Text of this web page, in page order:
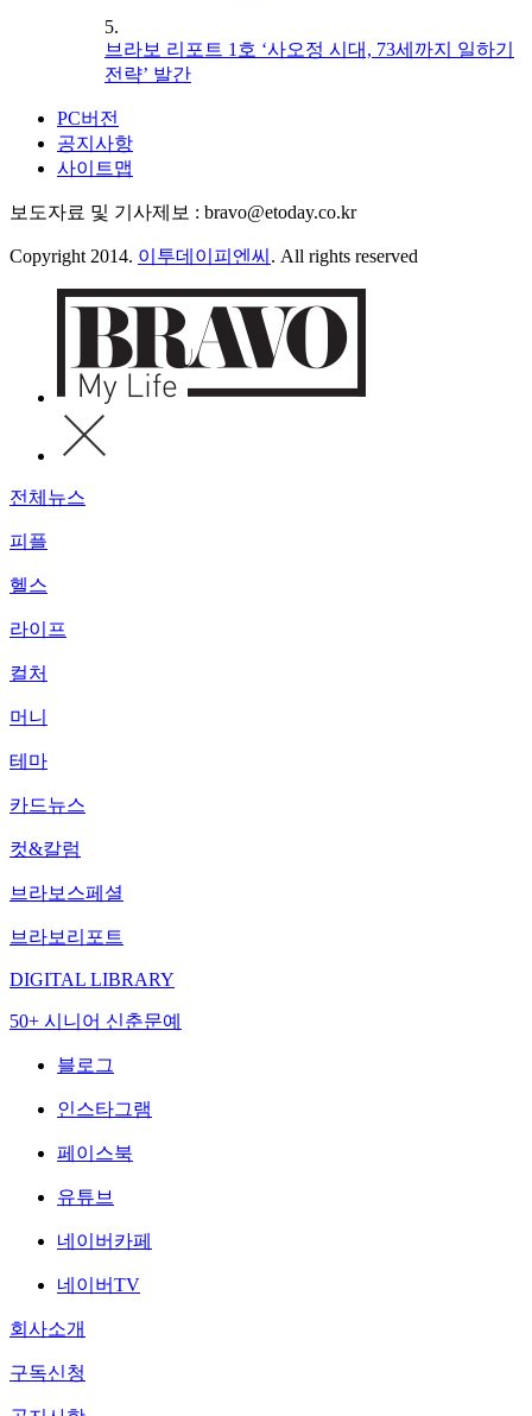
5.
브라보 리포트 1호 ‘사오정 시대, 73세까지 일하기
전략’ 발간
PC버전
공지사항
사이트맵
보도자료 및 기사제보 : bravo@etoday.co.kr
Copyright 2014. 이투데이피엔씨 . All rights reserved
전체뉴스
피플
헬스
라이프
컬처
머니
테마
카드뉴스
컷&칼럼
브라보스페셜
브라보리포트
DIGITAL LIBRARY
50+ 시니어 신춘문예
블로그
인스타그램
페이스북
유튜브
네이버카페
네이버TV
회사소개
구독신청